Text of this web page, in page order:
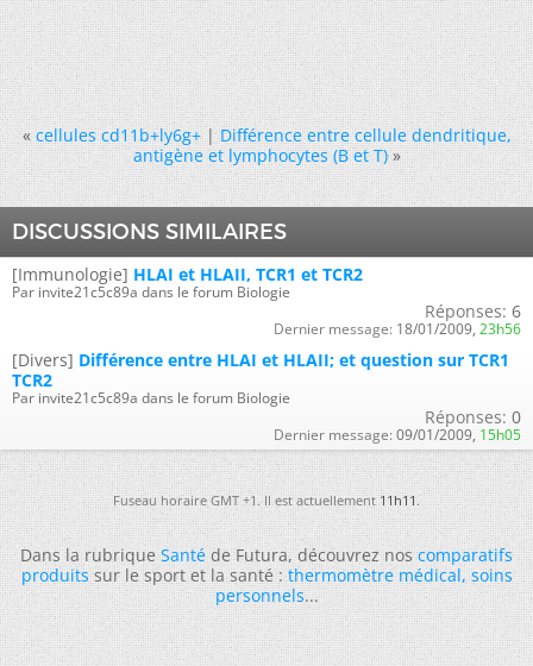
« cellules cd11b+ly6g+|Différence entre cellule dendritique,
antigène et lymphocytes (B et T) »
DISCUSSIONS SIMILAIRES
[Immunologie] HLAI et HLAII, TCR1 et TCR2
Par invite21c5c89a dans le forum Biologie
Réponses: 6
Dernier message: 18/01/2009, 23h56
[Divers] Différence entre HLAI et HLAII; et question sur TCR1
TCR2
Par invite21c5c89a dans le forum Biologie
Réponses: 0
Dernier message: 09/01/2009, 15h05
Fuseau horaire GMT +1. Il est actuellement11h11.
Dans la rubriqueSantéde Futura, découvrez noscomparatifs
produitssur le sport et la santé :thermomètre médical,soins
personnels...